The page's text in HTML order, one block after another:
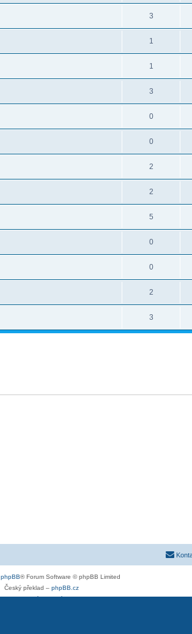
3
1
1
3
0
0
2
2
5
0
0
2
3
phpBB® Forum Software © phpBB Limited
Český překlad – phpBB.cz
Soukromí|Podmínky